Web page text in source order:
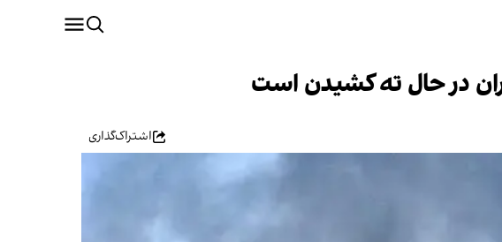
در حال ته کشیدن است
اشتراک‌گذاری